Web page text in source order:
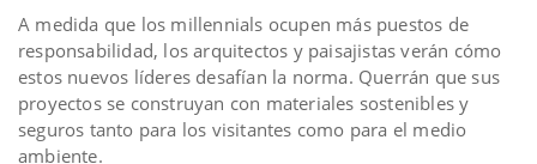
A medida que los millennials ocupen más puestos de
responsabilidad, los arquitectos y paisajistas verán cómo
estos nuevos líderes desafían la norma. Querrán que sus
proyectos se construyan con materiales sostenibles y
seguros tanto para los visitantes como para el medio
ambiente.